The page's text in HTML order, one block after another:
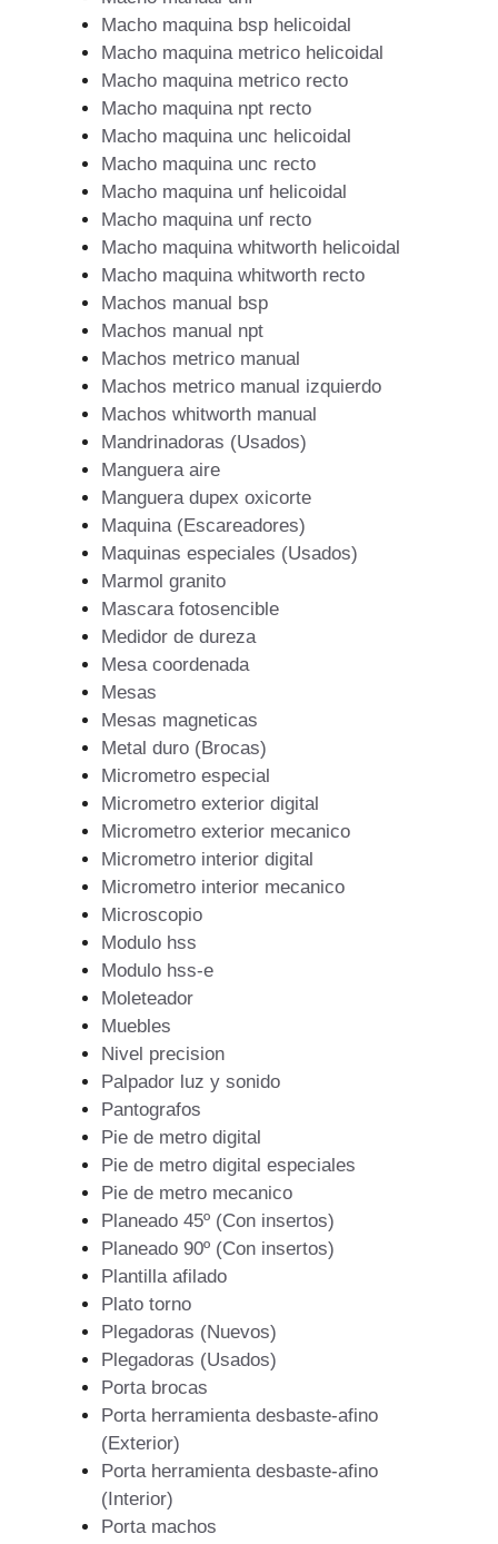
Macho maquina bsp helicoidal
Macho maquina metrico helicoidal
Macho maquina metrico recto
Macho maquina npt recto
Macho maquina unc helicoidal
Macho maquina unc recto
Macho maquina unf helicoidal
Macho maquina unf recto
Macho maquina whitworth helicoidal
Macho maquina whitworth recto
Machos manual bsp
Machos manual npt
Machos metrico manual
Machos metrico manual izquierdo
Machos whitworth manual
Mandrinadoras (Usados)
Manguera aire
Manguera dupex oxicorte
Maquina (Escareadores)
Maquinas especiales (Usados)
Marmol granito
Mascara fotosencible
Medidor de dureza
Mesa coordenada
Mesas
Mesas magneticas
Metal duro (Brocas)
Micrometro especial
Micrometro exterior digital
Micrometro exterior mecanico
Micrometro interior digital
Micrometro interior mecanico
Microscopio
Modulo hss
Modulo hss-e
Moleteador
Muebles
Nivel precision
Palpador luz y sonido
Pantografos
Pie de metro digital
Pie de metro digital especiales
Pie de metro mecanico
Planeado 45º (Con insertos)
Planeado 90º (Con insertos)
Plantilla afilado
Plato torno
Plegadoras (Nuevos)
Plegadoras (Usados)
Porta brocas
Porta herramienta desbaste-afino
(Exterior)
Porta herramienta desbaste-afino
(Interior)
Porta machos